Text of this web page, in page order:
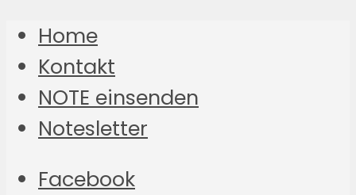
Home
Kontakt
NOTE einsenden
Notesletter
Facebook